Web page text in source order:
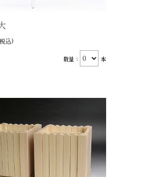
込)
数量： 本